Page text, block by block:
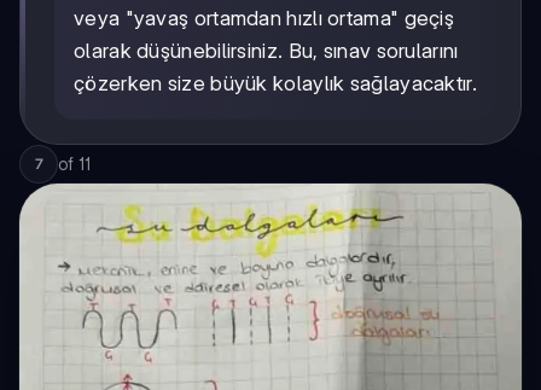
veya "yavaş ortamdan hızlı ortama" geçiş
olarak düşünebilirsiniz. Bu, sınav sorularını
çözerken size büyük kolaylık sağlayacaktır.
7 of 11